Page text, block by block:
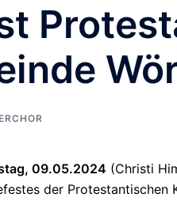
09.05.2024 (Christi
der Protestantischen